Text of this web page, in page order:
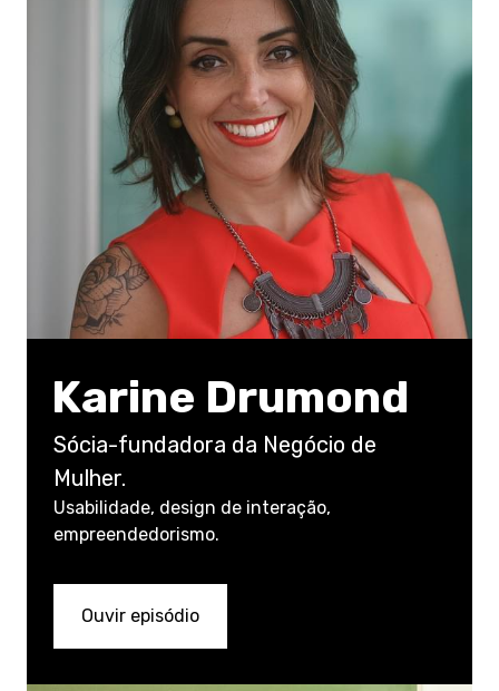
Karine Drumond
Sócia-fundadora da Negócio de
Mulher.
Usabilidade, design de interação,
empreendedorismo.
Ouvir episódio